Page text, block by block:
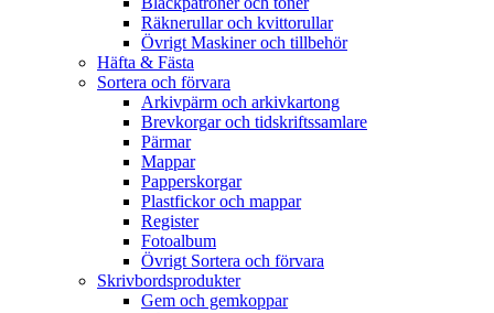
Räknerullar och kvittorullar
Övrigt Maskiner och tillbehör
Häfta & Fästa
Sortera och förvara
Arkivpärm och arkivkartong
Brevkorgar och tidskriftssamlare
Pärmar
Mappar
Papperskorgar
Plastfickor och mappar
Register
Fotoalbum
Övrigt Sortera och förvara
Skrivbordsprodukter
Gem och gemkoppar